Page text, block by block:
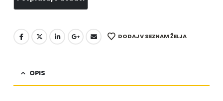
DODAJ V SEZNAM ŽELJA
OPIS